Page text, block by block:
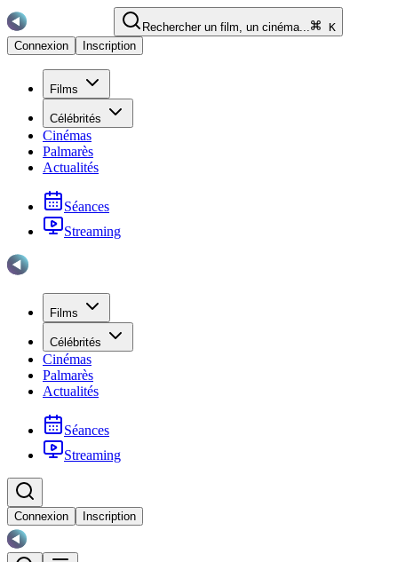
Rechercher un film, un cinéma...
K
Connexion
Inscription
Films
Célébrités
Cinémas
Palmarès
Actualités
Séances
Streaming
Films
Célébrités
Cinémas
Palmarès
Actualités
Séances
Streaming
Connexion Inscription